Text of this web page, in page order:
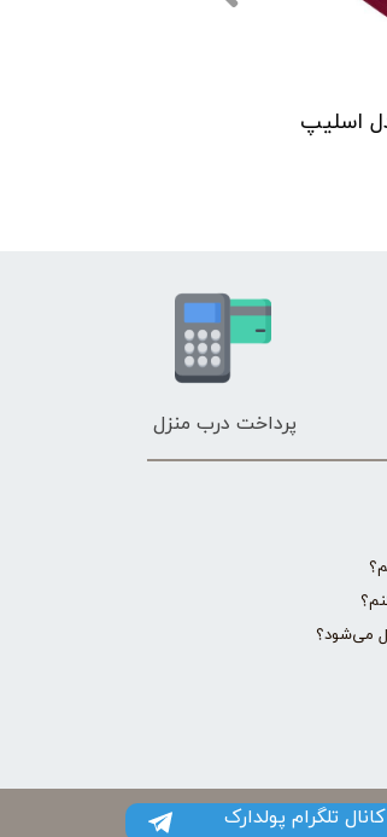
اسلیپ
پرداخت درب منزل
می‌شود؟
کانال تلگرام پولدارک